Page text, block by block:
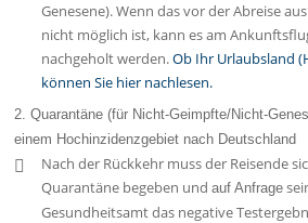
Genesene). Wenn das vor der Abreise
nicht möglich ist, kann es am
nachgeholt werden.Ob Ihr Urlaubsland
können Sie hier nachlesen.
2. Quarantäne (für Nicht-Geimpfte/Nicht-
einem Hochinzidenzgebiet nach Deutschland
Nach der Rückkehr muss der Reisende
Quarantäne begeben undauf Anfrage
Gesundheitsamt das negative